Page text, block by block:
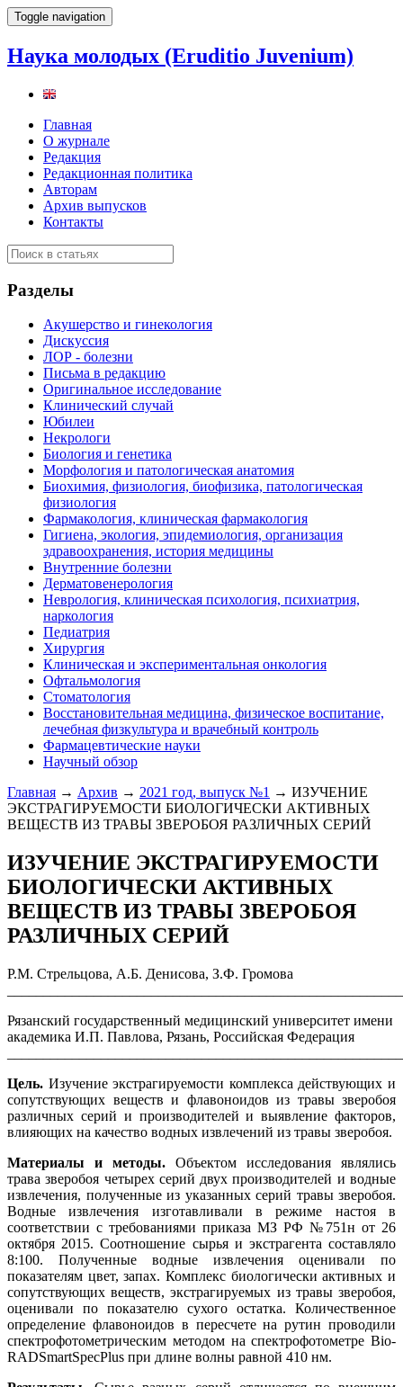
Toggle navigation
Наука молодых (Eruditio Juvenium)
Главная
О журнале
Редакция
Редакционная политика
Авторам
Архив выпусков
Контакты
Разделы
Акушерство и гинекология
Дискуссия
ЛОР - болезни
Письма в редакцию
Оригинальное исследование
Клинический случай
Юбилеи
Некрологи
Биология и генетика
Морфология и патологическая анатомия
Биохимия, физиология, биофизика, патологическая
физиология
Фармакология, клиническая фармакология
Гигиена, экология, эпидемиология, организация
здравоохранения, история медицины
Внутренние болезни
Дерматовенерология
Неврология, клиническая психология, психиатрия,
наркология
Педиатрия
Хирургия
Клиническая и экспериментальная онкология
Офтальмология
Стоматология
Восстановительная медицина, физическое воспитание,
лечебная физкультура и врачебный контроль
Фармацевтические науки
Научный обзор
Главная → Архив → 2021 год, выпуск №1 → ИЗУЧЕНИЕ
ЭКСТРАГИРУЕМОСТИ БИОЛОГИЧЕСКИ АКТИВНЫХ
ВЕЩЕСТВ ИЗ ТРАВЫ ЗВЕРОБОЯ РАЗЛИЧНЫХ СЕРИЙ
ИЗУЧЕНИЕ ЭКСТРАГИРУЕМОСТИ
БИОЛОГИЧЕСКИ АКТИВНЫХ
ВЕЩЕСТВ ИЗ ТРАВЫ ЗВЕРОБОЯ
РАЗЛИЧНЫХ СЕРИЙ
Р.М. Стрельцова, А.Б. Денисова, З.Ф. Громова
Рязанский государственный медицинский университет имени
академика И.П. Павлова, Рязань, Российская Федерация
Цель. Изучение экстрагируемости комплекса действующих и
сопутствующих веществ и флавоноидов из травы зверобоя
различных серий и производителей и выявление факторов,
влияющих на качество водных извлечений из травы зверобоя.
Материалы и методы. Объектом исследования являлись
трава зверобоя четырех серий двух производителей и водные
извлечения, полученные из указанных серий травы зверобоя.
Водные извлечения изготавливали в режиме настоя в
соответствии с требованиями приказа МЗ РФ №751н от 26
октября 2015. Соотношение сырья и экстрагента составляло
8:100. Полученные водные извлечения оценивали по
показателям цвет, запах. Комплекс биологически активных и
сопутствующих веществ, экстрагируемых из травы зверобоя,
оценивали по показателю сухого остатка. Количественное
определение флавоноидов в пересчете на рутин проводили
спектрофотометрическим методом на спектрофотометре Bio-
RADSmartSpecPlus при длине волны равной 410 нм.